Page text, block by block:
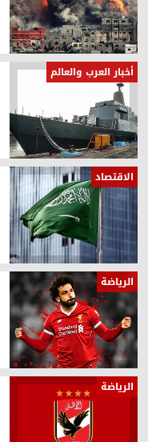
أخبار العرب والعالم
الاقتصاد
الرياضة
الرياضة